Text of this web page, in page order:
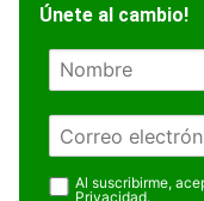
Únete al cambio!
N
r
e
E
m
a
Al suscribirme,
Privacidad.